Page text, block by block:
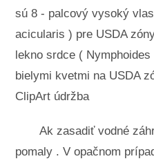
sú 8 - palcový vysoký
acicularis ) pre USDA
lekno srdce (
bielymi kvetmi na USDA
ClipArt údržba
Ak zasadiť vodné
pomaly . V opačnom